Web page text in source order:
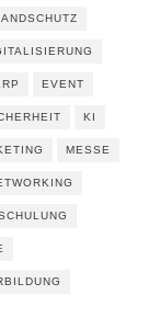
EVENT
KI
MESSE